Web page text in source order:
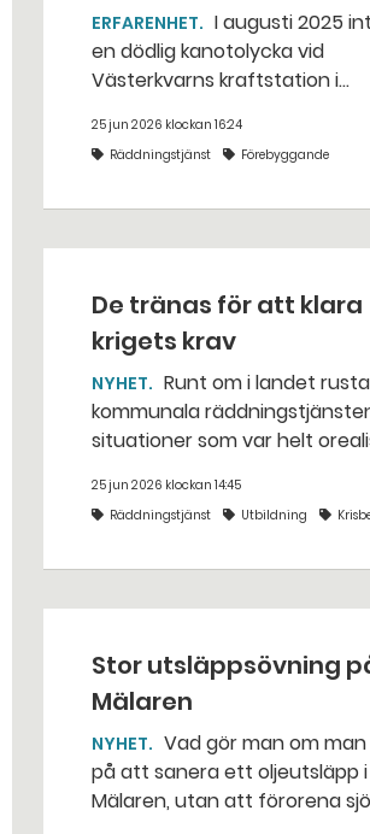
ERFARENHET
en dödlig kanotolycka vid
Västerkvarns kraftstation i
25 jun 2026 klockan 16:24
Räddningstjänst
Förebyggande
De tränas för att klara
krigets krav
NYHET
kommunala
situationer som var helt
bakhåll, utspridda granater
från livsfarliga drönare i det
25 jun 2026 klockan 14:45
Räddningstjänst
Utbildning
Stor utsläppsövning
Mälaren
NYHET
på att sanera ett oljeutsläpp i
Mälaren, utan att förorena